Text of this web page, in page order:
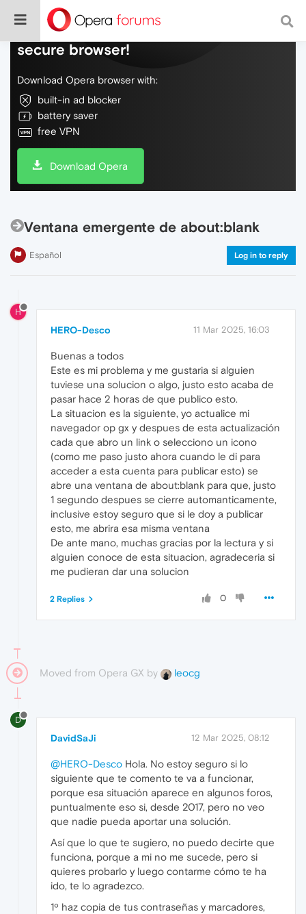
Do more on the web, with a fast and
secure browser!
Download Opera browser with:
built-in ad blocker
battery saver
free VPN
Download Opera
Ventana emergente de about:blank
Español Log in to reply
H
HERO-Desco 11 Mar 2025, 16:03
Buenas a todos
Este es mi problema y me gustaria si alguien
tuviese una solucion o algo, justo esto acaba de
pasar hace 2 horas de que publico esto.
La situacion es la siguiente, yo actualice mi
navegador op gx y despues de esta actualización
cada que abro un link o selecciono un icono
(como me paso justo ahora cuando le di para
acceder a esta cuenta para publicar esto) se
abre una ventana de about:blank para que, justo
1 segundo despues se cierre automanticamente,
inclusive estoy seguro que si le doy a publicar
esto, me abrira esa misma ventana
De ante mano, muchas gracias por la lectura y si
alguien conoce de esta situacion, agradeceria si
me pudieran dar una solucion
0
2 Replies
Moved from Opera GX by leocg
D
DavidSaJi 12 Mar 2025, 08:12
@HERO-Desco Hola. No estoy seguro si lo
siguiente que te comento te va a funcionar,
porque esa situación aparece en algunos foros,
puntualmente eso si, desde 2017, pero no veo
que nadie pueda aportar una solución.
Así que lo que te sugiero, no puedo decirte que
funciona, porque a mi no me sucede, pero si
quieres probarlo y luego contarme cómo te ha
ido, te lo agradezco.
1º haz copia de tus contraseñas y marcadores,